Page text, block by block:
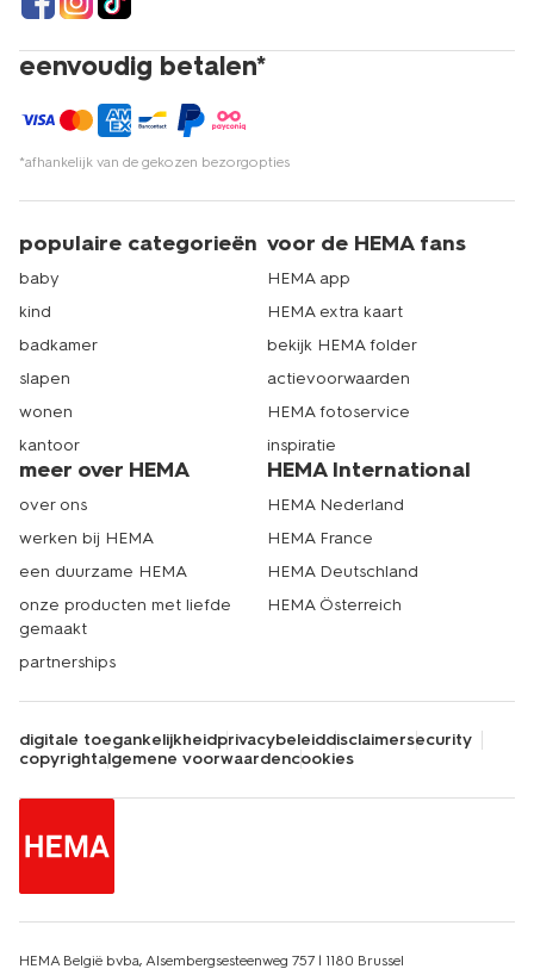
eenvoudig betalen*
*afhankelijk van de gekozen bezorgopties
populaire categorieën
baby
kind
badkamer
slapen
wonen
kantoor
voor de HEMA fans
HEMA app
HEMA extra kaart
bekijk HEMA folder
actievoorwaarden
HEMA fotoservice
inspiratie
meer over HEMA
over ons
werken bij HEMA
een duurzame HEMA
onze producten met liefde
gemaakt
partnerships
HEMA International
HEMA Nederland
HEMA France
HEMA Deutschland
HEMA Österreich
digitale toegankelijkheidprivacybeleiddisclaimersecurity
copyrightalgemene voorwaardencookies
HEMA België bvba, Alsembergsesteenweg 757 | 1180 Brussel